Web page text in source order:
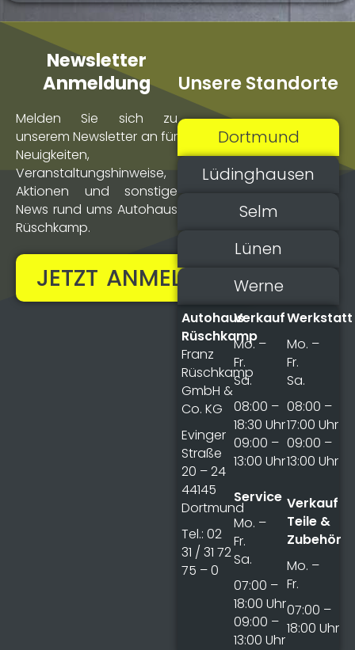
Newsletter
Anmeldung
Melden Sie sich zu
unserem Newsletter an für
Neuigkeiten,
Veranstaltungs­hinweise,
Aktionen und sonstige
News rund ums Autohaus
Rüschkamp.
JETZT ANMELDEN!
Unsere Standorte
Dortmund
Lüdinghausen
Selm
Lünen
Werne
Autohaus
Rüschkamp
Franz
Rüschkamp
GmbH &
Co. KG
Evinger
Straße
20 – 24
44145
Dortmund
Tel.: 02
31 / 31 72
75 – 0
Verkauf
Mo. –
Fr.
Sa.
08:00 –
18:30 Uhr
09:00 –
13:00 Uhr
Service
Mo. –
Fr.
Sa.
07:00 –
18:00 Uhr
09:00 –
13:00 Uhr
Werkstatt
Mo. –
Fr.
Sa.
08:00 –
17:00 Uhr
09:00 –
13:00 Uhr
Verkauf
Teile &
Zubehör
Mo. –
Fr.
07:00 –
18:00 Uhr